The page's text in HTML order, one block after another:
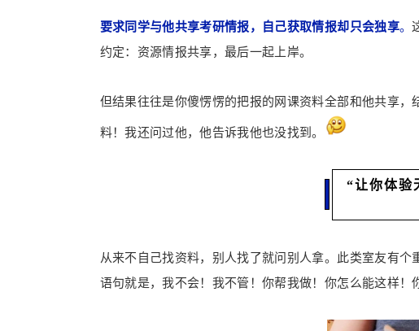
要求同学与他共享考研情报，自己获取情报却只会独享。
约定：资源情报共享，最后一起上岸。
但结果往往是你傻愣愣的把报的网课资料全部和他共享
料！我还问过他，他告诉我他也没找到。
“让你体验
从来不自己找资料，别人找了就问别人拿。此类室友有个
语句就是，我不会！我不管！你帮我做！你怎么能这样！